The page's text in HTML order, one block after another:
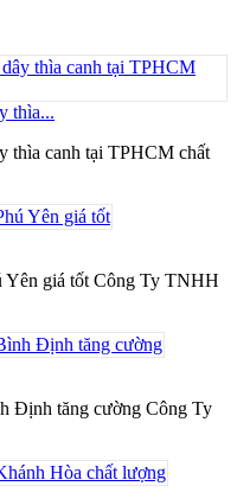
thìa...
thìa canh tại TPHCM chất
Yên giá tốt Công Ty TNHH
Định tăng cường Công Ty